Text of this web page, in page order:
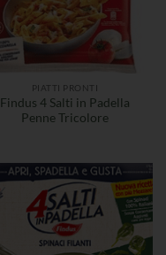
PIATTI PRONTI
Findus 4 Salti in Padella
Penne Tricolore